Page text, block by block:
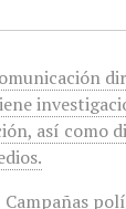
así como
Campañas